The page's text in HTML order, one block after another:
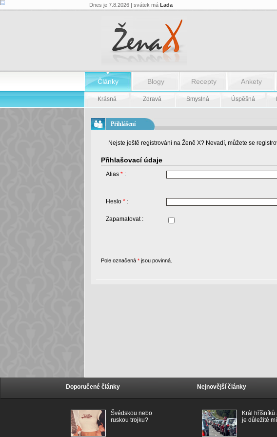
Dnes je 7.8.2026 | svátek má Lada
Články Blogy Recepty Ankety
Krásná Zdravá Smyslná Úspěšná
Přihlášení
Nejste ještě registrováni na Ženě X? Nevadí, můžete se
Přihlašovací údaje
Alias *:
Heslo *:
Zapamatovat :
Pole označená *jsou povinná.
Doporučené články
Švédskou nebo
ruskou trojku?
Nejnovější články
Král hříšníků
je důležité